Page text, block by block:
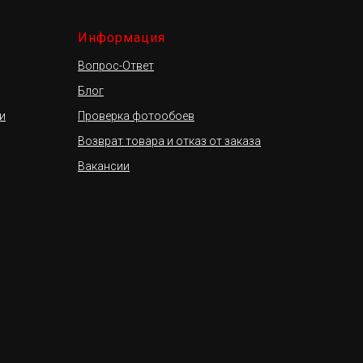
Информация
Вопрос-Ответ
Блог
Проверка фотообоев
Возврат товара и отказ от заказа
Вакансии